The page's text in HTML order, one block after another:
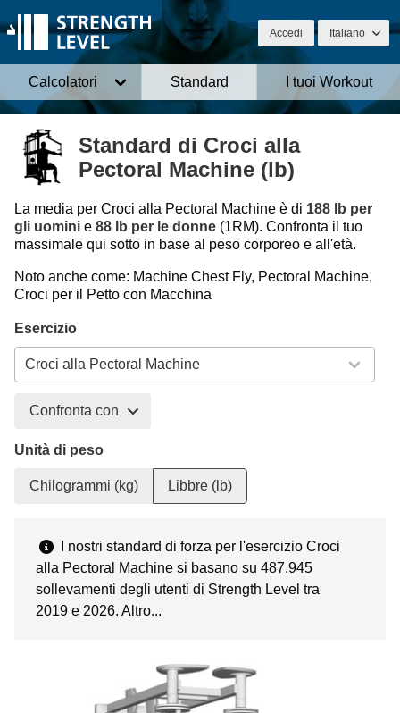
Accedi Italiano
Calcolatori Standard I tuoi Workout
Standard di Croci alla
Pectoral Machine (lb)
La media per Croci alla Pectoral Machine è di 188 lb per
gli uomini e 88 lb per le donne (1RM). Confronta il tuo
massimale qui sotto in base al peso corporeo e all'età.
Noto anche come: Machine Chest Fly, Pectoral Machine,
Croci per il Petto con Macchina
Esercizio
Confronta con
Unità di peso
Chilogrammi (kg) Libbre (lb)
I nostri standard di forza per l'esercizio Croci
alla Pectoral Machine si basano su 487.945
sollevamenti degli utenti di Strength Level tra
2019 e 2026. Altro...